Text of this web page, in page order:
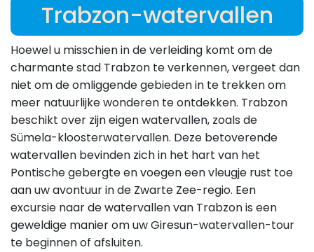
Trabzon-watervallen
Hoewel u misschien in de verleiding komt om de
charmante stad Trabzon te verkennen, vergeet dan
niet om de omliggende gebieden in te trekken om
meer natuurlijke wonderen te ontdekken. Trabzon
beschikt over zijn eigen watervallen, zoals de
Sümela-kloosterwatervallen. Deze betoverende
watervallen bevinden zich in het hart van het
Pontische gebergte en voegen een vleugje rust toe
aan uw avontuur in de Zwarte Zee-regio. Een
excursie naar de watervallen van Trabzon is een
geweldige manier om uw Giresun-watervallen-tour
te beginnen of afsluiten.